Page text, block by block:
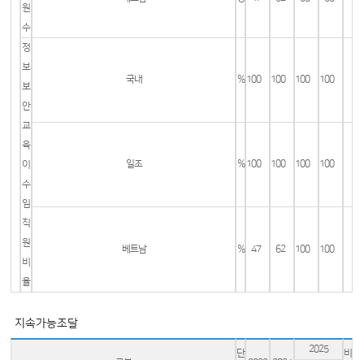
원
수
정
보
보
안
교
육
이
수
임
직
원
비
율
국내 % 100 100 100 100
일조 % 100 100 100 100
베트남 % 47 62 100 100
지속가능조달
단
2025 비